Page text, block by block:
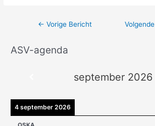
← Vorige Bericht
ASV-agenda
september 2026
4 september 2026
A
e